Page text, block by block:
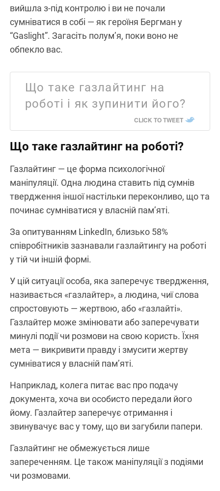
вийшла з-під контролю і ви не почали
сумніватися в собі — як героїня Бергман у
“Gaslight”. Загасіть полум’я, поки воно не
обпекло вас.
Що таке газлайтинг на
роботі і як зупинити його?
CLICK TO TWEET
Що таке газлайтинг на роботі?
Газлайтинг — це форма психологічної
маніпуляції. Одна людина ставить під сумнів
твердження іншої настільки переконливо, що та
починає сумніватися у власній пам’яті.
За опитуванням LinkedIn, близько 58%
співробітників зазнавали газлайтингу на роботі
у тій чи іншій формі.
У цій ситуації особа, яка заперечує твердження,
називається «газлайтер», а людина, чиї слова
спростовують — жертвою, або «газлайті».
Газлайтер може змінювати або заперечувати
минулі події чи розмови на свою користь. Їхня
мета — викривити правду і змусити жертву
сумніватися у власній пам’яті.
Наприклад, колега питає вас про подачу
документа, хоча ви особисто передали його
йому. Газлайтер заперечує отримання і
звинувачує вас у тому, що ви загубили папери.
Газлайтинг не обмежується лише
запереченням. Це також маніпуляції з подіями
чи розмовами.